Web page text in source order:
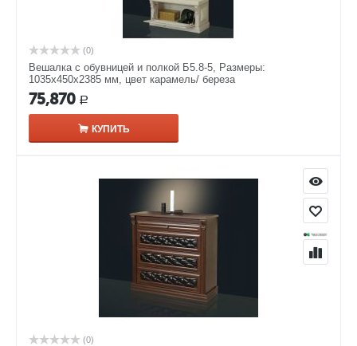
(0)
Вешалка с обувницей и полкой Б5.8-5, Размеры:
1035х450х2385 мм, цвет карамель/ береза
75,870 Р
КУПИТЬ
(0)